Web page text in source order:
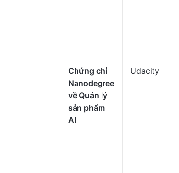
Chứng chỉ
Nanodegree
về Quản lý
sản phẩm
AI
Udacity